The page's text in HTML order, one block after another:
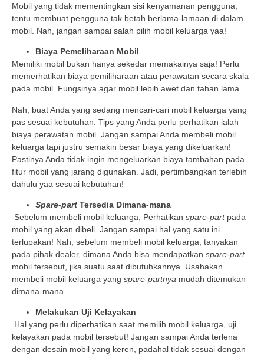
Mobil yang tidak mementingkan sisi kenyamanan pengguna,
tentu membuat pengguna tak betah berlama-lamaan di dalam
mobil. Nah, jangan sampai salah pilih mobil keluarga yaa!
Biaya Pemeliharaan Mobil
Memiliki mobil bukan hanya sekedar memakainya saja! Perlu
memerhatikan biaya pemiliharaan atau perawatan secara skala
pada mobil. Fungsinya agar mobil lebih awet dan tahan lama.
Nah, buat Anda yang sedang mencari-cari mobil keluarga yang
pas sesuai kebutuhan. Tips yang Anda perlu perhatikan ialah
biaya perawatan mobil. Jangan sampai Anda membeli mobil
keluarga tapi justru semakin besar biaya yang dikeluarkan!
Pastinya Anda tidak ingin mengeluarkan biaya tambahan pada
fitur mobil yang jarang digunakan. Jadi, pertimbangkan terlebih
dahulu yaa sesuai kebutuhan!
Spare-part Tersedia Dimana-mana
Sebelum membeli mobil keluarga, Perhatikan spare-part pada
mobil yang akan dibeli. Jangan sampai hal yang satu ini
terlupakan! Nah, sebelum membeli mobil keluarga, tanyakan
pada pihak dealer, dimana Anda bisa mendapatkan spare-part
mobil tersebut, jika suatu saat dibutuhkannya. Usahakan
membeli mobil keluarga yang spare-partnya mudah ditemukan
dimana-mana.
Melakukan Uji Kelayakan
Hal yang perlu diperhatikan saat memilih mobil keluarga, uji
kelayakan pada mobil tersebut! Jangan sampai Anda terlena
dengan desain mobil yang keren, padahal tidak sesuai dengan